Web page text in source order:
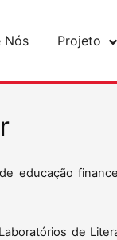
Nós Projeto
educação
de